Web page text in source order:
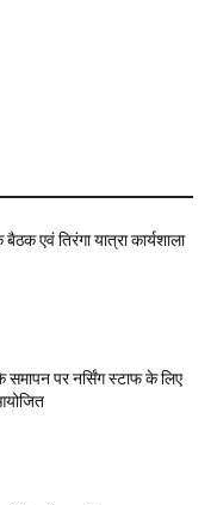
एवं तिरंगा यात्रा कार्यशाला
समापन पर नर्सिंग स्टाफ के लिए